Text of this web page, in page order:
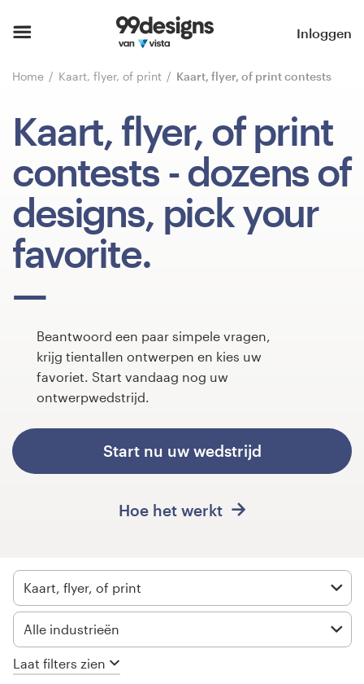
Inloggen
Home Kaart, flyer, of print Kaart, flyer, of print contests
Kaart, flyer, of print
contests - dozens of
designs, pick your
favorite.
Beantwoord een paar simpele vragen,
krijg tientallen ontwerpen en kies uw
favoriet. Start vandaag nog uw
ontwerpwedstrijd.
Start nu uw wedstrijd
Hoe het werkt
Kaart, flyer, of print
Alle industrieën
Laat filters zien
Blader door categorieën
Vind een designer
Inspiratie
99designs Pro
Ontwerpwedstrijden
1-op-1 projecten
Vind een designer
99designs Studio
Ontvang
een
ontwerp